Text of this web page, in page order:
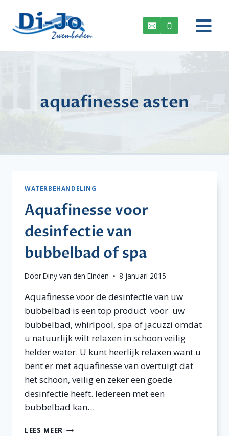
inhoud
aquafinesse asten
WATERBEHANDELING
Aquafinesse voor
desinfectie van
bubbelbad of spa
DoorDiny van den Einden 8 januari 2015
Aquafinesse voor de desinfectie van uw
bubbelbad is een top product voor uw
bubbelbad, whirlpool, spa of jacuzzi omdat
u natuurlijk wilt relaxen in schoon veilig
helder water. U kunt heerlijk relaxen want u
bent er met aquafinesse van overtuigt dat
het schoon, veilig en zeker een goede
desinfectie heeft. Iedereen met een
bubbelbad kan…
LEES MEER AQUAFINESSE